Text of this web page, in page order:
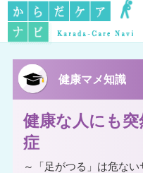
健康マメ知識
健康な人にも
症
～「足がつる」は危ない